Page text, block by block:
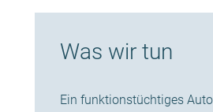
Was wir tun
Ein funktionstüchtiges